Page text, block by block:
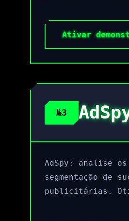
Ativar
№3
AdSpy: analise
segmentação de
publicitárias.